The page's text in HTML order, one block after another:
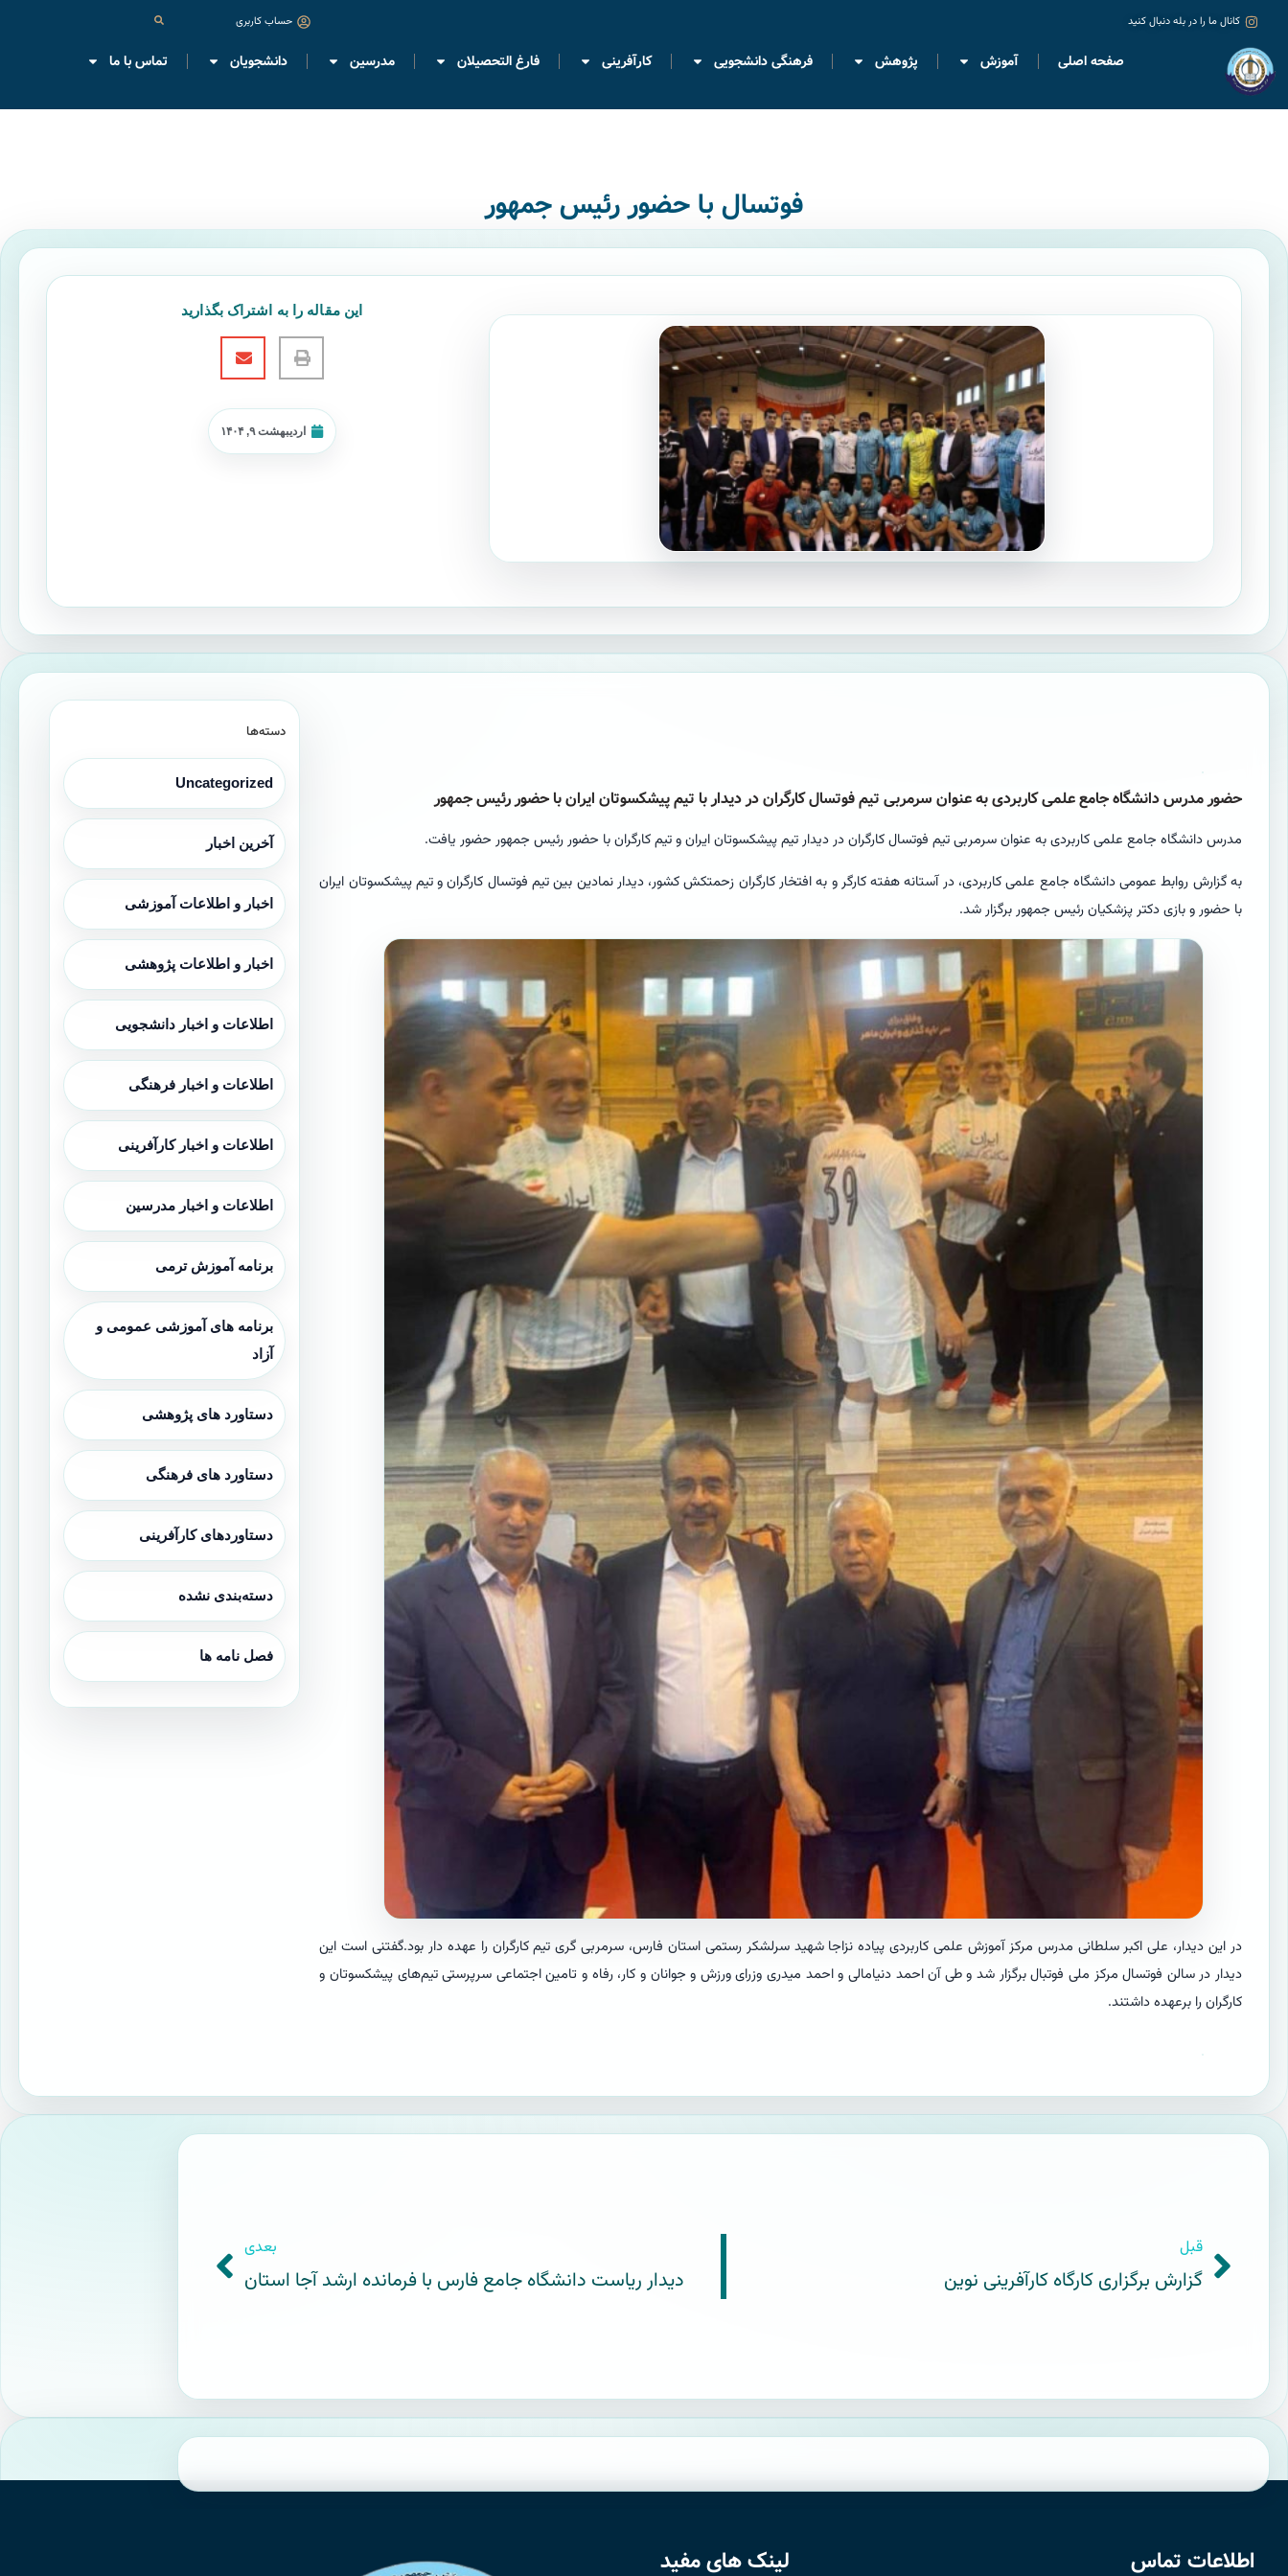
کانال ما را در بله دنبال کنید حساب کاربری
صفحه اصلی آموزش پژوهش فرهنگی دانشجویی کارآفرینی فارغ التحصیلان مدرسین دانشجویان تماس با ما
فوتسال با حضور رئیس جمهور
این مقاله را به اشتراک بگذارید
اردیبهشت ۹, ۱۴۰۴
حضور مدرس دانشگاه جامع علمی کاربردی به عنوان سرمربی تیم فوتسال کارگران در دیدار با تیم پیشکسوتان ایران با حضور رئیس جمهور
مدرس دانشگاه جامع علمی کاربردی به عنوان سرمربی تیم فوتسال کارگران در دیدار تیم پیشکسوتان ایران و تیم کارگران با حضور رئیس جمهور حضور یافت.
به گزارش روابط عمومی دانشگاه جامع علمی کاربردی، در آستانه هفته کارگر و به افتخار کارگران زحمتکش کشور، دیدار نمادین بین تیم فوتسال کارگران و تیم پیشکسوتان ایران
با حضور و بازی دکتر پزشکیان رئیس جمهور برگزار شد.
در این دیدار، علی اکبر سلطانی مدرس مرکز آموزش علمی کاربردی پیاده نزاجا شهید سرلشکر رستمی استان فارس، سرمربی گری تیم کارگران را عهده دار بود.گفتنی است این
دیدار در سالن فوتسال مرکز ملی فوتبال برگزار شد و طی آن احمد دنیامالی و احمد میدری وزرای ورزش و جوانان و کار، رفاه و تامین اجتماعی سرپرستی تیم‌های پیشکسوتان و
کارگران را برعهده داشتند.
دسته‌ها
Uncategorized
آخرین اخبار
اخبار و اطلاعات آموزشی
اخبار و اطلاعات پژوهشی
اطلاعات و اخبار دانشجویی
اطلاعات و اخبار فرهنگی
اطلاعات و اخبار کارآفرینی
اطلاعات و اخبار مدرسین
برنامه آموزش ترمی
برنامه های آموزشی عمومی و
آزاد
دستاورد های پژوهشی
دستاورد های فرهنگی
دستاوردهای کارآفرینی
دسته‌بندی نشده
فصل نامه ها
قبل
گزارش برگزاری کارگاه کارآفرینی نوین
بعدی
دیدار ریاست دانشگاه جامع فارس با فرمانده ارشد آجا استان
اطلاعات تماس لینک های مفید